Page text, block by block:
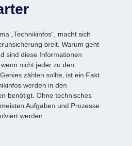
„Technikinfos“, macht sich
breit. Warum geht
sind diese Informationen
nicht jeder zu den
zählen sollte, ist ein Fakt
werden in den
benötigt. Ohne technisches
Aufgaben und Prozesse
werden…